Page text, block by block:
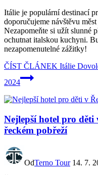
Itálie je populární destinací
doporučujeme návštěvu
Nezapomeňte si užít slunné
ochutnat italskou kuchyni.
nezapomenutelné zážitky!
ČÍST ČLÁNEK Itálie
2024
Nejlepší hotel pro
řeckém pobřeží
OdTerno Tour 14. 7.